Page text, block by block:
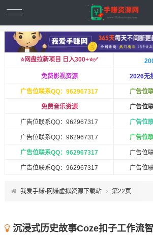
⭐️网盘拉新项目 日入300+⭐️✅
免费影视资源 2026无
广告位联系QQ：962967317 广告位
免费音乐资源 广告位
广告位联系QQ：962967317 广告位
广告位联系QQ：962967317 广告位
广告位联系QQ：962967317 广告位
广告位联系QQ：962967317 广告位
我爱手赚-网赚虚拟资源下载站 第22页
沉浸式历史故事Coze扣子工作流智能体批量自